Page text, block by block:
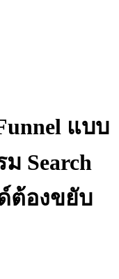
แบบ
Search
ต้องขยับ